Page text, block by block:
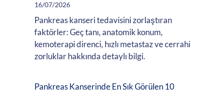
16/07/2026
Pankreas kanseri tedavisini zorlaştıran
faktörler: Geç tanı, anatomik konum,
kemoterapi direnci, hızlı metastaz ve cerrahi
zorluklar hakkında detaylı bilgi.
Pankreas Kanserinde En Sık Görülen 10